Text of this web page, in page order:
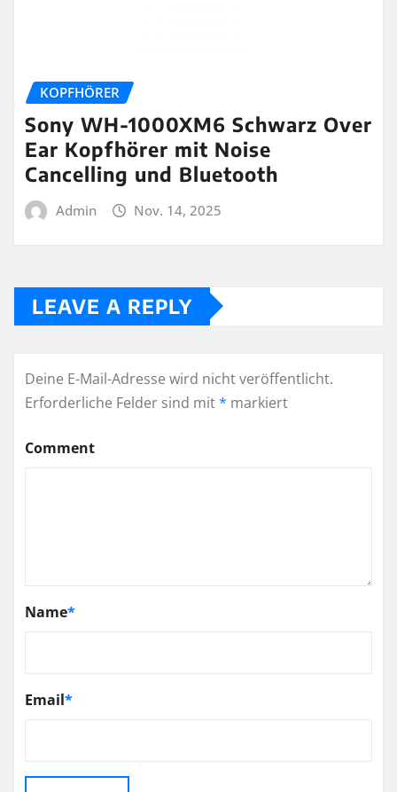
KOPFHÖRER
Sony WH-1000XM6 Schwarz Over
Ear Kopfhörer mit Noise
Cancelling und Bluetooth
Admin Nov. 14, 2025
LEAVE A REPLY
Deine E-Mail-Adresse wird nicht veröffentlicht.
Erforderliche Felder sind mit* markiert
Comment
Name*
Email*